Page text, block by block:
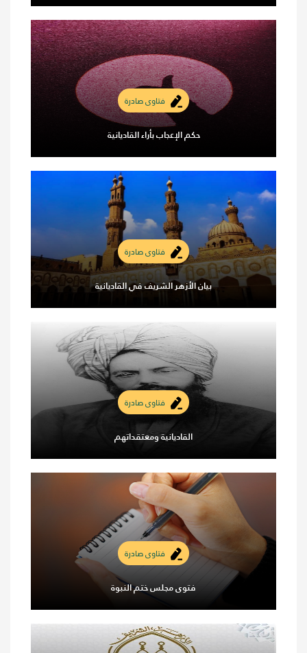
فتاوى صادرة
حكم الإعجاب بأراء القاديانية
فتاوى صادرة
بيان الأزهر الشريف في القاديانية
فتاوى صادرة
القاديانية ومعتقداتهم
فتاوى صادرة
فتوى مجلس ختم النبوة